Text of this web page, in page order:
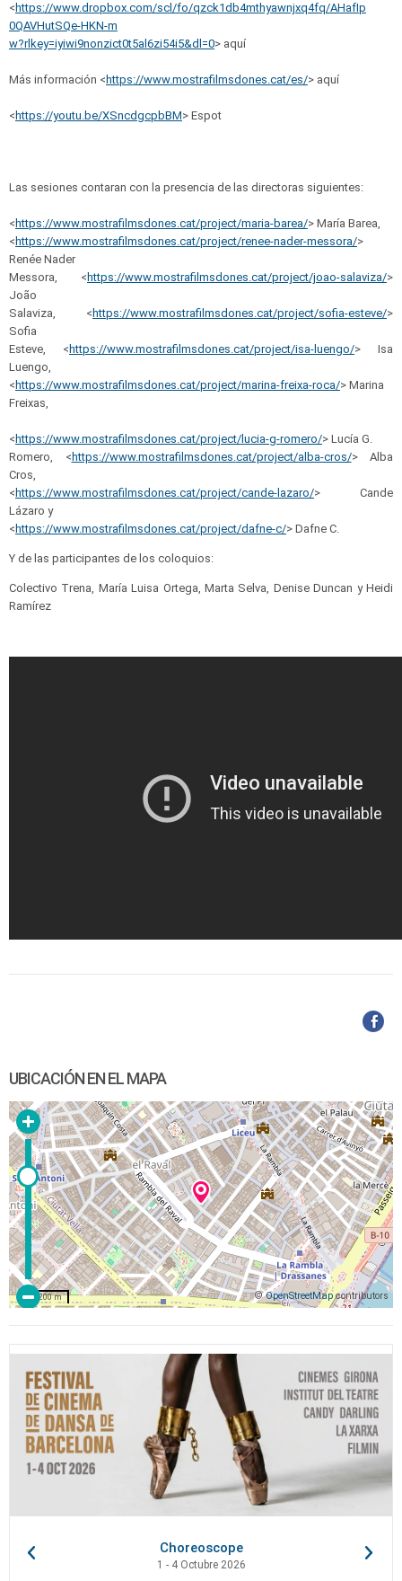
< https://www.dropbox.com/scl/fo/qzck1db4mthyawnjxq4fq/AHafIp
0QAVHutSQe-HKN-m
w?rlkey=iyiwi9nonzict0t5al6zi54i5&dl=0> aquí
Más información < https://www.mostrafilmsdones.cat/es/> aquí
< https://youtu.be/XSncdgcpbBM> Espot
Las sesiones contaran con la presencia de las directoras siguientes:
< https://www.mostrafilmsdones.cat/project/maria-barea/> María Barea,
< https://www.mostrafilmsdones.cat/project/renee-nader-messora/>
Renée Nader
Messora, < https://www.mostrafilmsdones.cat/project/joao-salaviza/>
João
Salaviza, < https://www.mostrafilmsdones.cat/project/sofia-esteve/>
Sofia
Esteve, < https://www.mostrafilmsdones.cat/project/isa-luengo/> Isa
Luengo,
< https://www.mostrafilmsdones.cat/project/marina-freixa-roca/> Marina
Freixas,
< https://www.mostrafilmsdones.cat/project/ lucia-g-romero/> Lucía G.
Romero, < https://www.mostrafilmsdones.cat/project/alba-cros/> Alba
Cros,
< https://www.mostrafilmsdones.cat/project/cande-lazaro/> Cande
Lázaro y
< https://www.mostrafilmsdones.cat/project/dafne-c/> Dafne C.
Y de las participantes de los coloquios:
Colectivo Trena, María Luisa Ortega, Marta Selva, Denise Duncan y Heidi
Ramírez
UBICACIÓN EN EL MAPA
©OpenStreetMapcontributors
200 m
Choreoscope
1 - 4 Octubre 2026